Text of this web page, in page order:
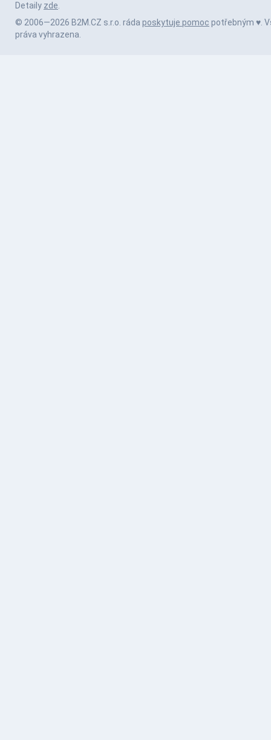
Detaily zde.
© 2006—2026 B2M.CZ s.r.o. ráda poskytuje pomoc potřebným ♥️.
práva vyhrazena.